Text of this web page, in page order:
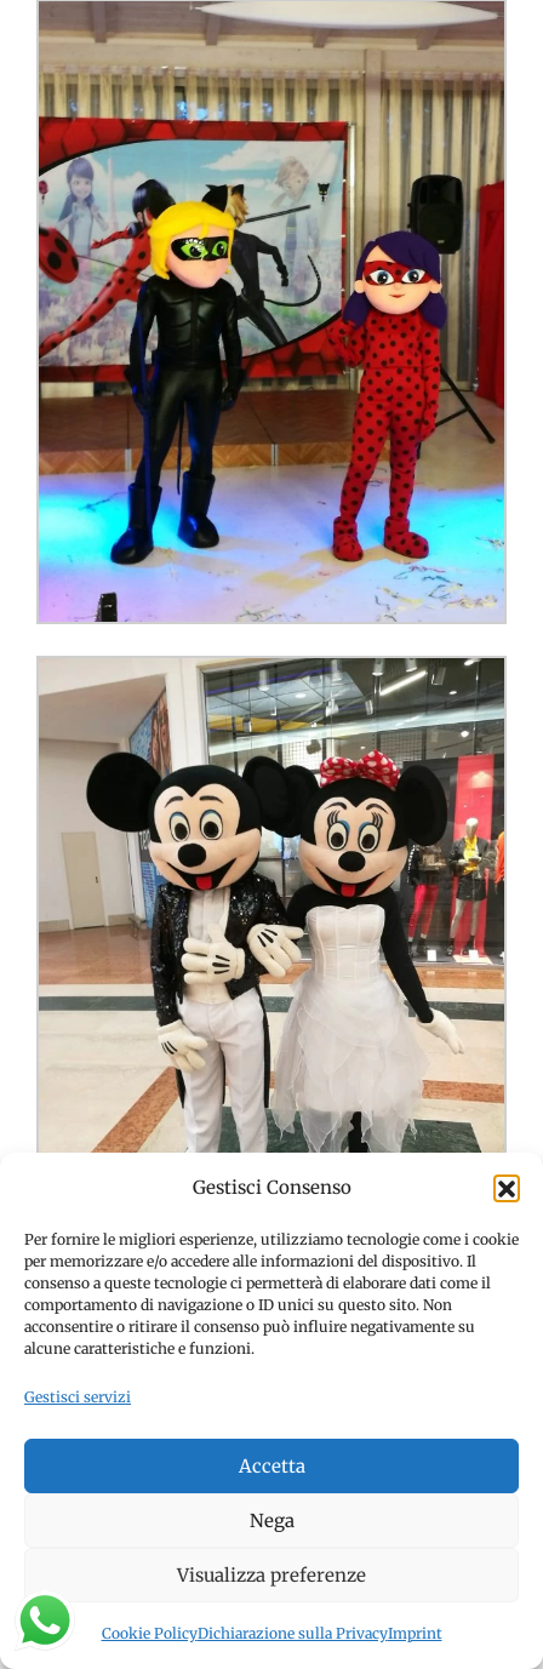
Gestisci Consenso
Per fornire le migliori esperienze, utilizziamo tecnologie come i cookie
per memorizzare e/o accedere alle informazioni del dispositivo. Il
consenso a queste tecnologie ci permetterà di elaborare dati come il
comportamento di navigazione o ID unici su questo sito. Non
acconsentire o ritirare il consenso può influire negativamente su
alcune caratteristiche e funzioni.
Gestisci servizi
Accetta
Nega
Visualizza preferenze
Cookie PolicyDichiarazione sulla PrivacyImprint